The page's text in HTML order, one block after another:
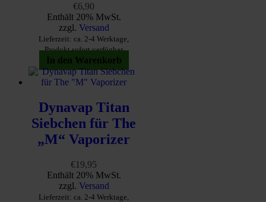
€6,90
Enthält 20% MwSt.
zzgl. Versand
Lieferzeit: ca. 2-4 Werktage,
Produkt sofort verfügbar
In den Warenkorb
Dynavap Titan
Siebchen für The
„M“ Vaporizer
€19,95
Enthält 20% MwSt.
zzgl. Versand
Lieferzeit: ca. 2-4 Werktage,